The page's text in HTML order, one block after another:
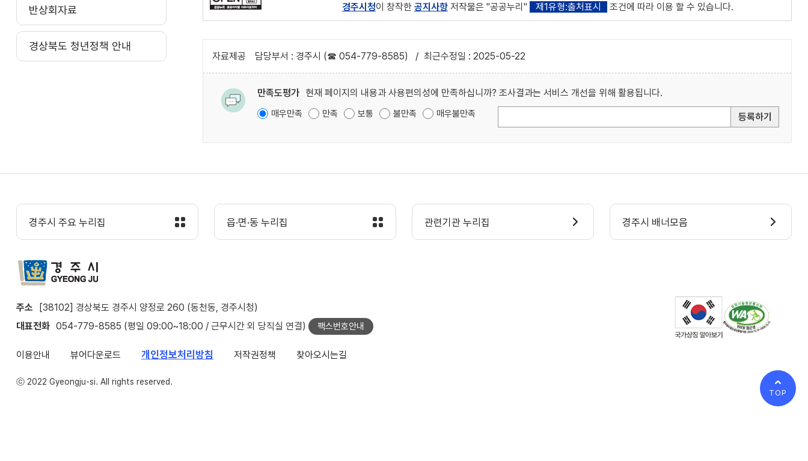
반상회자료
경상북도 청년정책 안내
경주시청이 창작한 공지사항저작물은 "공공누리" 제1유형:출처표시 조건에 따라 이용 할 수 있습니다.
자료제공 담당부서 : 경주시 (☎ 054-779-8585) / 최근수정일 : 2025-05-22
만족도평가 현재 페이지의 내용과 사용편의성에 만족하십니까? 조사결과는 서비스 개선을 위해 활용됩니다.
매우만족 만족 보통 불만족 매우불만족 등록하기
경주시 주요 누리집 읍·면·동 누리집 관련기관 누리집 경주시 배너모음
주소
[38102] 경상북도 경주시 양정로 260 (동천동, 경주시청)
대표전화 054-779-8585 (평일 09:00~18:00 / 근무시간 외 당직실 연결) 팩스번호안내
이용안내 뷰어다운로드 개인정보처리방침 저작권정책 찾아오시는길
ⓒ 2022 Gyeongju-si. All rights reserved.
TOP